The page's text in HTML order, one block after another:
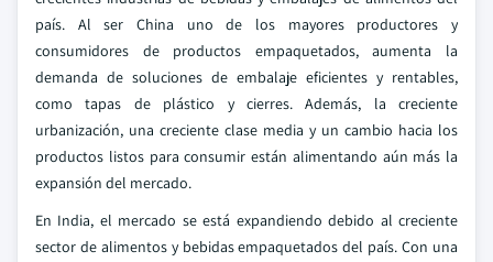
país. Al ser China uno de los mayores productores y
consumidores de productos empaquetados, aumenta la
demanda de soluciones de embalaje eficientes y rentables,
como tapas de plástico y cierres. Además, la creciente
urbanización, una creciente clase media y un cambio hacia los
productos listos para consumir están alimentando aún más la
expansión del mercado.
En India, el mercado se está expandiendo debido al creciente
sector de alimentos y bebidas empaquetados del país. Con una